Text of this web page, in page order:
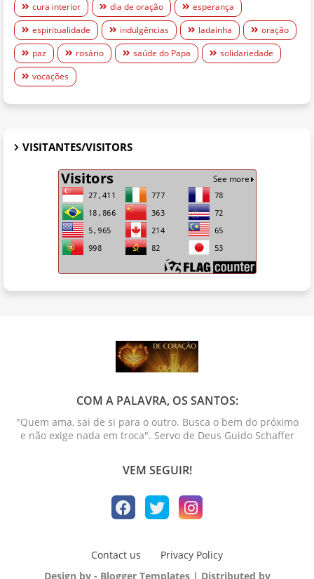
cura interior
dia de oração
esperança
espiritualidade
indulgências ladainha
oração
paz
rosário saúde do Papa
solidariedade
vocações
VISITANTES/VISITORS
COM A PALAVRA, OS SANTOS:
"Quem ama, sai de si para o outro. Busca o bem do próximo
e não exige nada em troca". Servo de Deus Guido Schaffer
VEM SEGUIR!
Contact us
Privacy Policy
Design by - Blogger Templates | Distributed by